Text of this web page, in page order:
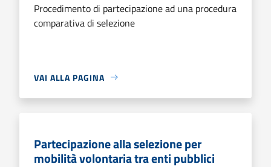
Procedimento di partecipazione ad una procedura
comparativa di selezione
VAI ALLA PAGINA
Partecipazione alla selezione per
mobilità volontaria tra enti pubblici